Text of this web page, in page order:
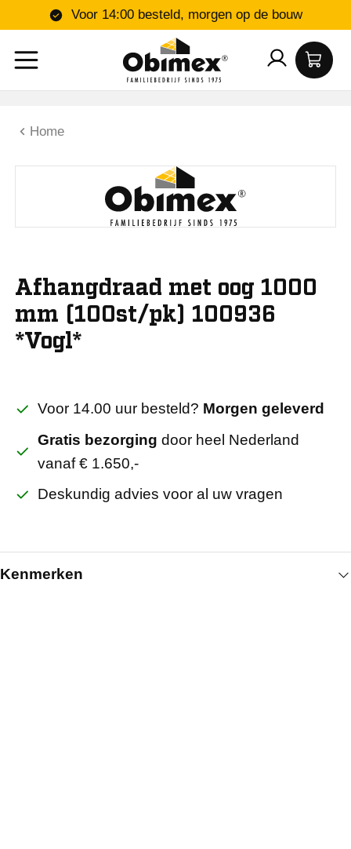
Voor 14:00 besteld, morgen op de bouw
Home
Afhangdraad met oog 1000
mm (100st/pk) 100936
*Vogl*
Voor 14.00 uur besteld? Morgen geleverd
Gratis bezorging door heel Nederland
vanaf € 1.650,-
Deskundig advies voor al uw vragen
Kenmerken